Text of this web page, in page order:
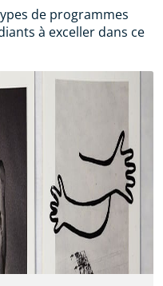
de programmes
à exceller dans ce